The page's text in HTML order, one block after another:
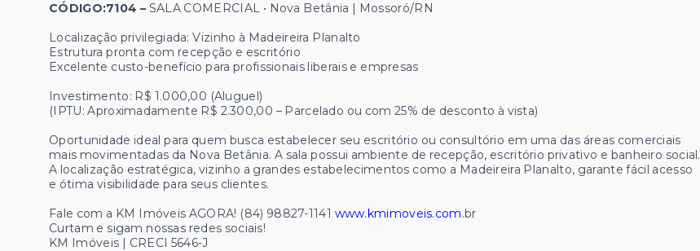
CÓDIGO:7104 – SALA COMERCIAL • Nova Betânia | Mossoró/RN
Localização privilegiada: Vizinho à Madeireira Planalto
Estrutura pronta com recepção e escritório
Excelente custo-benefício para profissionais liberais e empresas
Investimento: R$ 1.000,00 (Aluguel)
(IPTU: Aproximadamente R$ 2.300,00 – Parcelado ou com 25% de desconto à vista)
Oportunidade ideal para quem busca estabelecer seu escritório ou consultório em uma das áreas comerciais
mais movimentadas da Nova Betânia. A sala possui ambiente de recepção, escritório privativo e banheiro social.
A localização estratégica, vizinho a grandes estabelecimentos como a Madeireira Planalto, garante fácil acesso
e ótima visibilidade para seus clientes.
Fale com a KM Imóveis AGORA! (84) 98827-1141 www.kmimoveis.com.br
Curtam e sigam nossas redes sociais!
KM Imóveis | CRECI 5646-J